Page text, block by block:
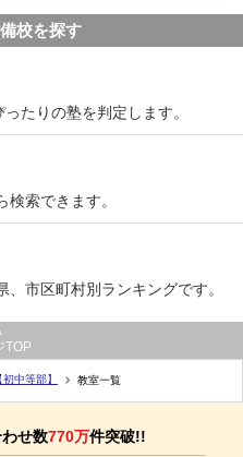
校を探す
たりの塾を判定します。
索できます。
市区町村別ランキングです。
TOP
中等部】 教室一覧
せ数770万件突破!!